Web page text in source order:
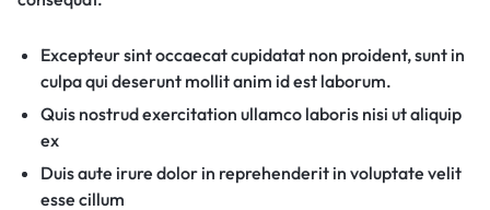
Excepteur sint occaecat cupidatat non proident, sunt in
culpa qui deserunt mollit anim id est laborum.
Quis nostrud exercitation ullamco laboris nisi ut aliquip
ex
Duis aute irure dolor in reprehenderit in voluptate velit
esse cillum